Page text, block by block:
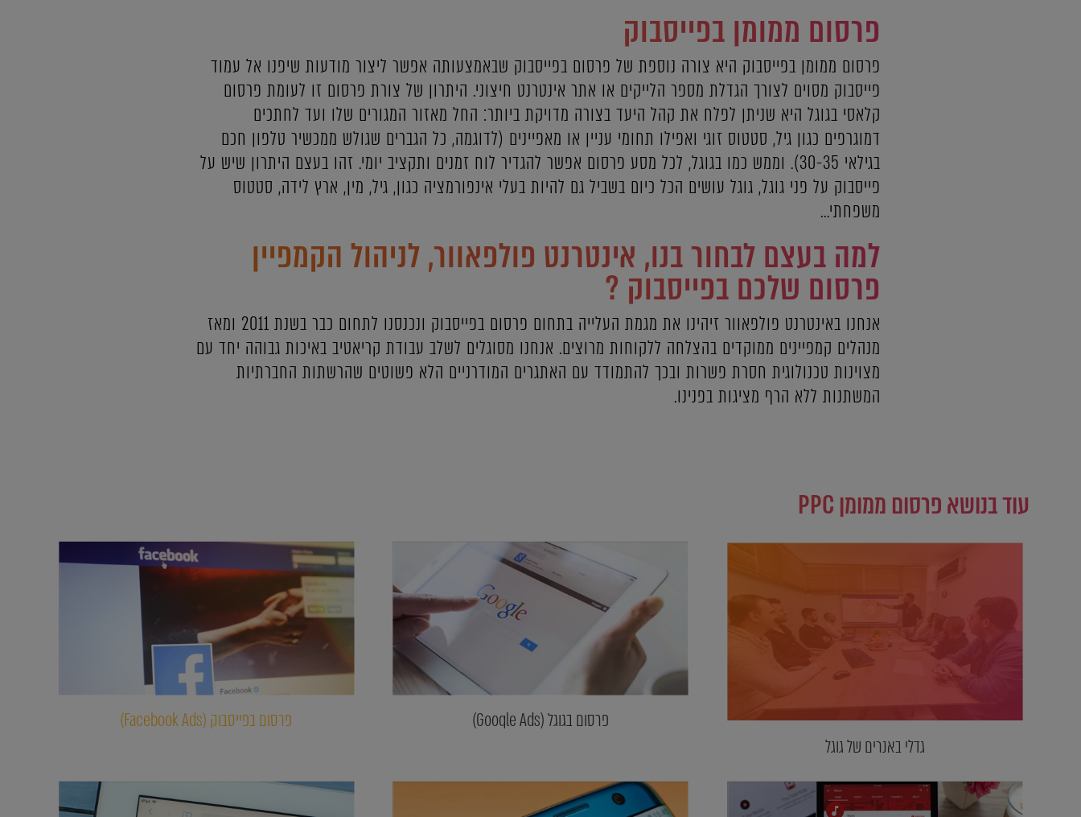
פרסום ממומן בפייסבוק
פרסום ממומן בפייסבוק היא צורה נוספת של פרסום בפייסבוק שבאמצעותה אפשר ליצור מודעות שיפנו אל עמוד
פייסבוק מסוים לצורך הגדלת מספר הלייקים או אתר אינטרנט חיצוני. היתרון של צורת פרסום זו לעומת פרסום
קלאסי בגוגל היא שניתן לפלח את קהל היעד בצורה מדויקת ביותר: החל מאזור המגורים שלו ועד לחתכים
דמוגרפים כגון גיל, סטטוס זוגי ואפילו תחומי עניין או מאפיינים (לדוגמה, כל הגברים שגולש ממכשיר טלפון חכם
בגילאי 30-35). וממש כמו בגוגל, לכל מסע פרסום אפשר להגדיר לוח זמנים ותקציב יומי. זהו בעצם היתרון שיש על
פייסבוק על פני גוגל, גוגל עושים הכל כיום בשביל גם להיות בעלי אינפורמציה כגון, גיל, מין, ארץ לידה, סטטוס
משפחתי...
למה בעצם לבחור בנו, אינטרנט פולפאוור, לניהול הקמפיין
פרסום שלכם בפייסבוק ?
אנחנו באינטרנט פולפאוור זיהינו את מגמת העלייה בתחום פרסום בפייסבוק ונכנסנו לתחום כבר בשנת 2011 ומאז
מנהלים קמפיינים ממוקדים בהצלחה ללקוחות מרוצים. אנחנו מסוגלים לשלב עבודת קריאטיב באיכות גבוהה יחד עם
מצוינות טכנולוגית חסרת פשרות ובכך להתמודד עם האתגרים המודרניים הלא פשוטים שהרשתות החברתיות
המשתנות ללא הרף מציגות בפנינו.
עוד בנושא פרסום ממומן PPC
גדלי באנרים של גוגל
פרסום בגוגל (Google Ads) פרסום בפייסבוק (Facebook Ads)